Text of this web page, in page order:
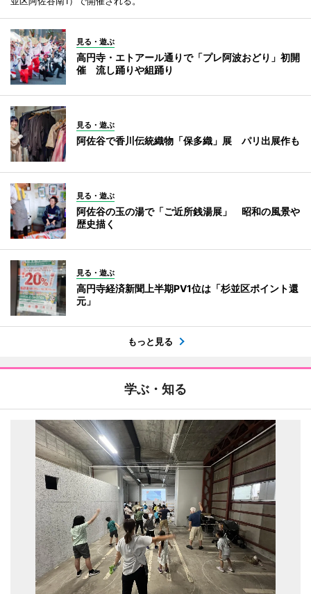
見る・遊ぶ
高円寺・エトアール通りで「プレ阿波おどり」初開
催 流し踊りや組踊り
見る・遊ぶ
阿佐谷で香川伝統織物「保多織」展 パリ出展作も
見る・遊ぶ
阿佐谷の玉の湯で「ご近所銭湯展」 昭和の風景や
歴史描く
見る・遊ぶ
高円寺経済新聞上半期PV1位は「杉並区ポイント還
元」
もっと見る
学ぶ・知る